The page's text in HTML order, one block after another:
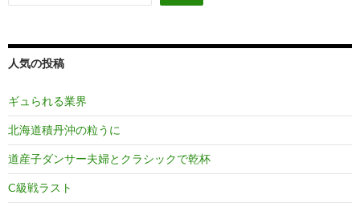
人気の投稿
ギュられる業界
北海道積丹沖の粒うに
道産子ダンサー夫婦とクラシックで乾杯
C級戦ラスト